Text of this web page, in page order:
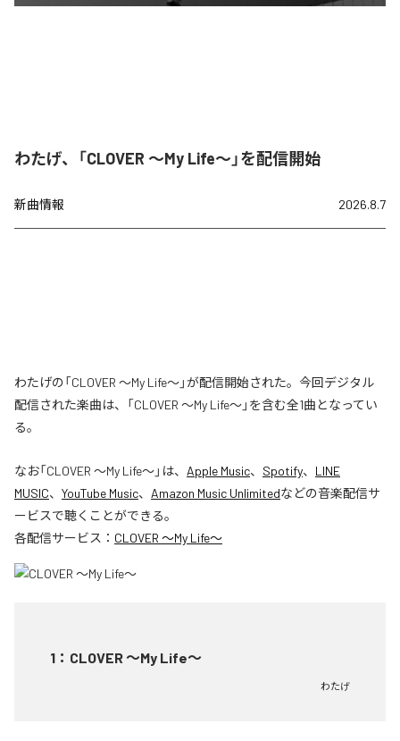
わたげ、「CLOVER ～My Life～」を配信開始
新曲情報 2026.8.7
わたげの「CLOVER ～My Life～」が配信開始された。今回デジタル
配信された楽曲は、「CLOVER ～My Life～」を含む全1曲となってい
る。
なお「CLOVER ～My Life～」は、 Apple Music、 Spotify、 LINE
MUSIC、 YouTube Music、 Amazon Music Unlimitedなどの音楽配信サ
ービスで聴くことができる。
各配信サービス： CLOVER ～My Life～
1 ： CLOVER ～My Life～
わたげ